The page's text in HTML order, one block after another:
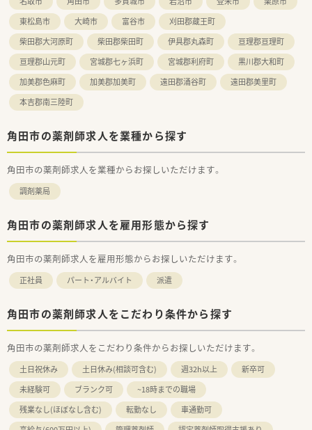
東松島市
大崎市 富谷市
刈田郡蔵王町
柴田郡大河原町
柴田郡柴田町 伊具郡丸森町
亘理郡亘理町
亘理郡山元町
宮城郡七ヶ浜町 宮城郡利府町
黒川郡大和町
加美郡色麻町
加美郡加美町 遠田郡涌谷町
遠田郡美里町
本吉郡南三陸町
角田市の薬剤師求人を業種から探す
角田市の薬剤師求人を業種からお探しいただけます。
調剤薬局
角田市の薬剤師求人を雇用形態から探す
角田市の薬剤師求人を雇用形態からお探しいただけます。
正社員 パート・アルバイト 派遣
角田市の薬剤師求人をこだわり条件から探す
角田市の薬剤師求人をこだわり条件からお探しいただけます。
土日祝休み 土日休み(相談可含む) 週32h以上
新卒可
未経験可
ブランク可
~18時までの職場
残業なし(ほぼなし含む)
転勤なし
車通勤可